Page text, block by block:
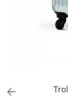
Reduceri bagaje